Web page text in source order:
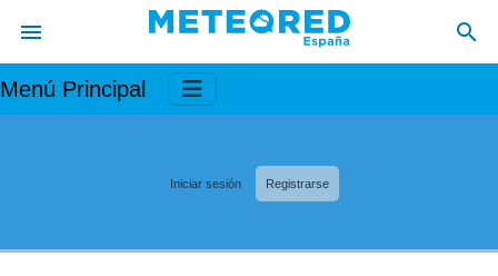
Menú Principal
Iniciar sesión Registrarse